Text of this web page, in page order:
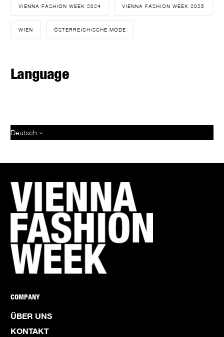
VIENNA FASHION WEEK 2024 VIENNA FASHION WEEK 2025
WIEN ÖSTERREICHISCHE MODE
Language
Deutsch
COMPANY
ÜBER UNS
KONTAKT